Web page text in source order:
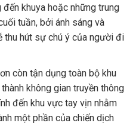
khuya hoặc những trung
tuần, bởi ánh sáng và
thu hút sự chú ý của người đi
còn tận dụng toàn bộ khu
không gian truyền thông
đến khu vực tay vịn nhằm
một phần của chiến dịch